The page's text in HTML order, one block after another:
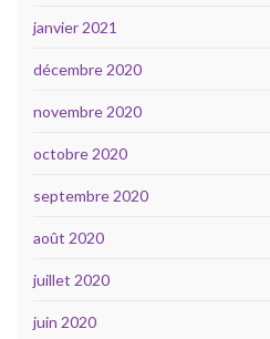
janvier 2021
décembre 2020
novembre 2020
octobre 2020
septembre 2020
août 2020
juillet 2020
juin 2020